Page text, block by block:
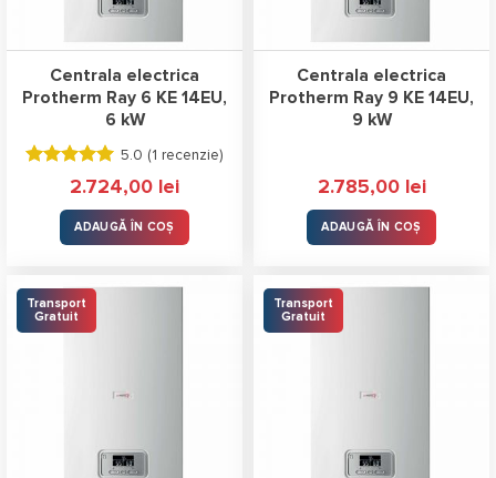
Centrala electrica
Protherm Ray 6 KE 14EU,
6 kW
Evaluat la
stele
din 5
5.0 (1 recenzie)
2.724,00 lei
ADAUGĂ ÎN COȘ
Centrala electrica
Protherm Ray 9 KE 14EU,
9 kW
2.785,00 lei
ADAUGĂ ÎN COȘ
Transport
Gratuit
Transport
Gratuit